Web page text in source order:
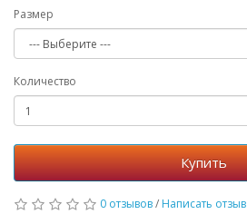
Размер
Количество
Купить
0 отзывов/ Написать отзыв